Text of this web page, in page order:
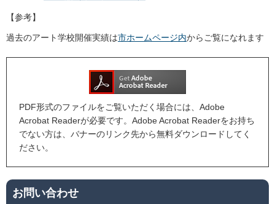
【参考】
過去のアート学校開催実績は市ホームページ内からご覧になれます
PDF形式のファイルをご覧いただく場合には、Adobe
Acrobat Readerが必要です。Adobe Acrobat Readerをお持ち
でない方は、バナーのリンク先から無料ダウンロードしてく
ださい。
お問い合わせ